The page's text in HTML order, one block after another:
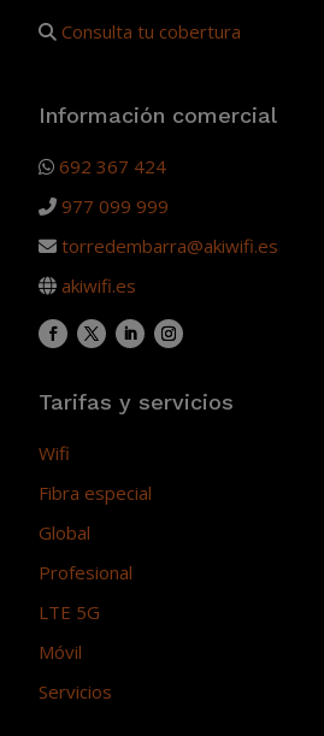
Consulta tu cobertura
Información comercial
692 367 424
977 099 999
torredembarra@akiwifi.es
akiwifi.es
Tarifas y servicios
Wifi
Fibra especial
Global
Profesional
LTE 5G
Móvil
Servicios